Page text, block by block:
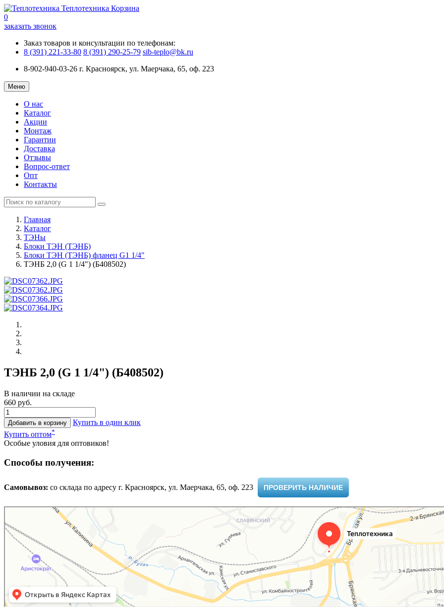
Теплотехника Корзина
0
заказать звонок
Заказ товаров и консультации по телефонам:
8 (391) 221-33-80 8 (391) 290-25-79 sib-teplo@bk.ru
8-902-940-03-26 г. Красноярск, ул. Маерчака, 65, оф. 223
Меню
О нас
Каталог
Акции
Монтаж
Гарантии
Доставка
Отзывы
Вопрос-ответ
Опт
Контакты
Главная
Каталог
ТЭНы
Блоки ТЭН (ТЭНБ)
Блоки ТЭН (ТЭНБ) фланец G1 1/4"
ТЭНБ 2,0 (G 1 1/4") (Б408502)
ТЭНБ 2,0 (G 1 1/4") (Б408502)
В наличии на складе
660 руб.
Добавить в корзину
Купить в один клик
Купить оптом*
Особые уловия для оптовиков!
Способы получения:
Самовывоз: cо склада по адресу г. Красноярск, ул. Маерчака, 65, оф. 223 ​ ПРОВЕРИТЬ НАЛИЧИЕ